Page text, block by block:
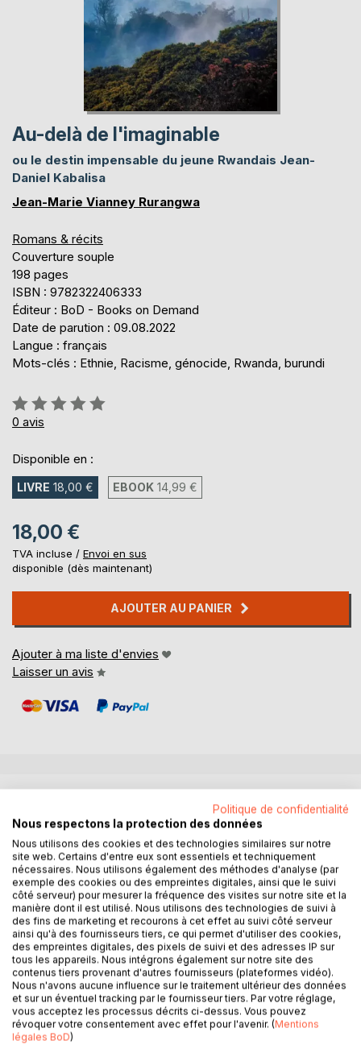
Au-delà de l'imaginable
ou le destin impensable du jeune Rwandais Jean-
Daniel Kabalisa
Jean-Marie Vianney Rurangwa
Romans & récits
Couverture souple
198 pages
ISBN : 9782322406333
Éditeur : BoD - Books on Demand
Date de parution : 09.08.2022
Langue : français
Mots-clés : Ethnie, Racisme, génocide, Rwanda, burundi
Évaluation:
0%
0 avis
Disponible en :
LIVRE 18,00 € EBOOK 14,99 €
18,00 €
TVA incluse / Envoi en sus
disponible (dès maintenant)
AJOUTER AU PANIER
Ajouter à ma liste d'envies
Laisser un avis
« Voilà comment moururent les membres de ta famille,
mon enfant, dit la vieille Nyirabasare. Et quand je pense que
nous avions toujours été des familles amies… Mais les
choses avaient changé, mon enfant ! »
Vous en avez assez de votre ami qui prend à la légère
l’histoire de son pays, mettez-lui ce livre entre les mains. Il
prendra peut-être un autre pli…
Émouvant, surprenant, mais toujours éclairant, « Au-delà de
l’imaginable » est sans doute le récit qui rend le mieux
compte du gâchis social rwandais ayant conduit au
cataclysme génocidaire de 1994. Bouillonnement d’êtres et
de destins croisés, le roman-choc de Jean-Marie Vianney
Politique de confidentialité
Nous respectons la protection des données
Nous utilisons des cookies et des technologies similaires sur notre
site web. Certains d'entre eux sont essentiels et techniquement
nécessaires. Nous utilisons également des méthodes d'analyse (par
exemple des cookies ou des empreintes digitales, ainsi que le suivi
côté serveur) pour mesurer la fréquence des visites sur notre site et la
manière dont il est utilisé. Nous utilisons des technologies de suivi à
des fins de marketing et recourons à cet effet au suivi côté serveur
ainsi qu'à des fournisseurs tiers, ce qui permet d'utiliser des cookies,
des empreintes digitales, des pixels de suivi et des adresses IP sur
tous les appareils. Nous intégrons également sur notre site des
contenus tiers provenant d'autres fournisseurs (plateformes vidéo).
Nous n'avons aucune influence sur le traitement ultérieur des données
et sur un éventuel tracking par le fournisseur tiers. Par votre réglage,
vous acceptez les processus décrits ci-dessus. Vous pouvez
révoquer votre consentement avec effet pour l'avenir. (Mentions
légales BoD)